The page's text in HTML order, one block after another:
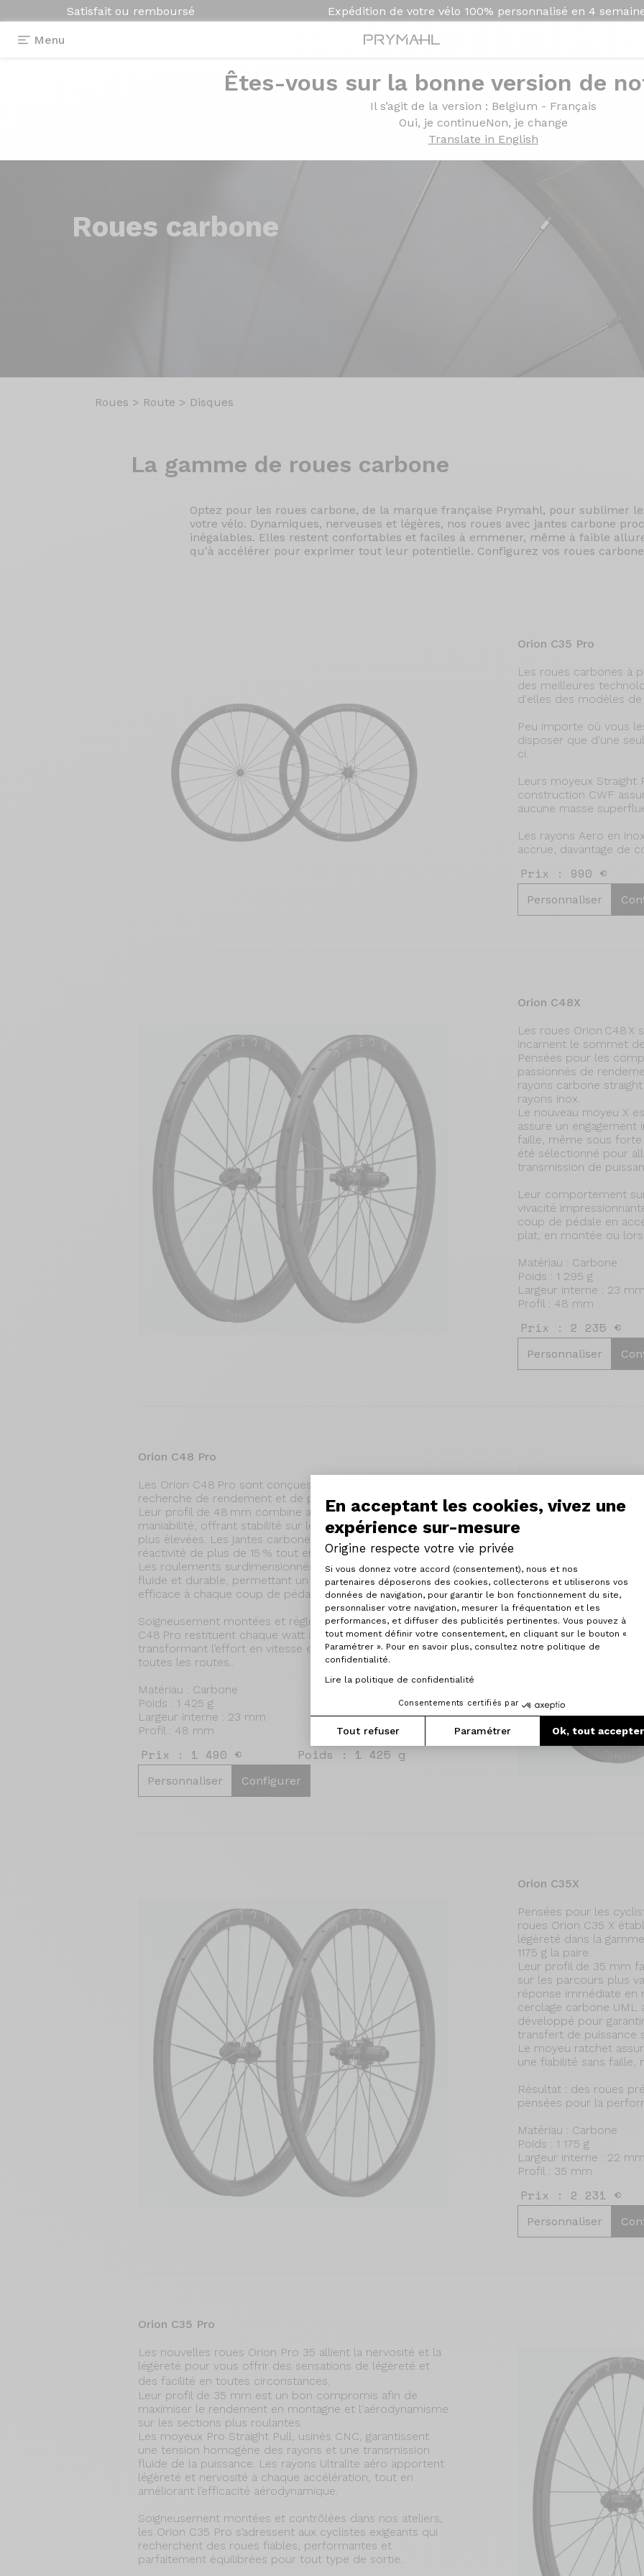
En acceptant les cookies, vivez une
expérience sur-mesure
Origine respecte votre vie privée
Plateforme de Gestion du
Si vous donnez votre accord (consentement), nous et nos
partenaires déposerons des cookies, collecterons et utiliserons vos
données de navigation, pour garantir le bon fonctionnement du site,
personnaliser votre navigation, mesurer la fréquentation et les
performances, et diffuser des publicités pertinentes. Vous pouvez à
tout moment définir votre consentement, en cliquant sur le bouton «
Paramétrer ». Pour en savoir plus, consultez notre politique de
confidentialité.
Lire la politique de confidentialité
Consentements certifiés par
Tout refuser Paramétrer Ok, tout accepter
Axeptio consent
Satisfait ou remboursé Expédition de votre vélo 100% personnalisé en 4
Menu
Êtes-vous sur la bonne version de
Il s’agit de la version : Belgium - Français
Oui, je continueNon, je change
Translate in English
Roues carbone
Roues > Route > Disques
La gamme de roues carbone
Optez pour les roues carbone, de la marque française Prymahl, pour sublimer
votre vélo. Dynamiques, nerveuses et légères, nos roues avec jantes carbone
inégalables. Elles restent confortables et faciles à emmener, même à faible
qu'à accélérer pour exprimer tout leur potentielle. Configurez vos roues
Orion C35 Pro
Les roues carbones à
des meilleures
d'elles des modèles de
Peu importe où vous
disposer que d'une
ci.
Leurs moyeux Straight
construction CWF
aucune masse
Les rayons Aero en
accrue, davantage de
Prix : 990 €
Personnaliser
Orion C48X
Les roues Orion C48
incarnent le sommet
Pensées pour les
passionnés de
rayons carbone
rayons inox.
Le nouveau moyeu X
assure un engagement
faille, même sous
été sélectionné pour
transmission de
Leur comportement
vivacité
coup de pédale en
plat, en montée ou lors
Matériau : Carbone
Poids : 1 295 g
Largeur interne : 23 mm
Profil : 48 mm
Prix : 2 235 €
Personnaliser
Orion C48 Pro
Les Orion C48 Pro sont conçues pour les cyclistes à la
recherche de rendement et de précision.
Leur profil de 48 mm combine aérodynamisme et
maniabilité, offrant stabilité sur le plat sur des vitesses
plus élevées. Les jantes carbone UML augmentent la
réactivité de plus de 15 % tout en préservant le confort.
Les roulements surdimensionnés assurent une rotation
fluide et durable, permettant un transfert de puissance
efficace à chaque coup de pédale.
Soigneusement montées et réglées dans nos ateliers, les
C48 Pro restituent chaque watt avec précision,
transformant l’effort en vitesse et plaisir de pilotage sur
toutes les routes..
Matériau : Carbone
Poids : 1 425 g
Largeur interne : 23 mm
Profil : 48 mm
Prix : 1 490 € Poids : 1 425 g
Personnaliser Configurer
Orion C35X
Pensées pour les
roues Orion C35 X
légèreté dans la
1175 g la paire.
Leur profil de 35 mm
sur les parcours plus
réponse immédiate en
cerclage carbone UML
développé pour
transfert de puissance
Le moyeu ratchet
une fiabilité sans
Résultat : des roues
pensées pour la
Matériau : Carbone
Poids : 1 175 g
Largeur interne : 22 mm
Profil : 35 mm
Prix : 2 231 €
Personnaliser
Orion C35 Pro
Les nouvelles roues Orion Pro 35 allient la nervosité et la
légèreté pour vous offrir des sensations de légèreté et
des facilité en toutes circonstances.
Leur profil de 35 mm est un bon compromis afin de
maximiser le rendement en montagne et l'aérodynamisme
sur les sections plus roulantes.
Les moyeux Pro Straight Pull, usinés CNC, garantissent
une tension homogène des rayons et une transmission
fluide de la puissance. Les rayons Ultralite aéro apportent
légèreté et nervosité à chaque accélération, tout en
améliorant l’efficacité aérodynamique.
Soigneusement montées et contrôlées dans nos ateliers,
les Orion C35 Pro s’adressent aux cyclistes exigeants qui
recherchent des roues fiables, performantes et
parfaitement équilibrées pour tout type de sortie.